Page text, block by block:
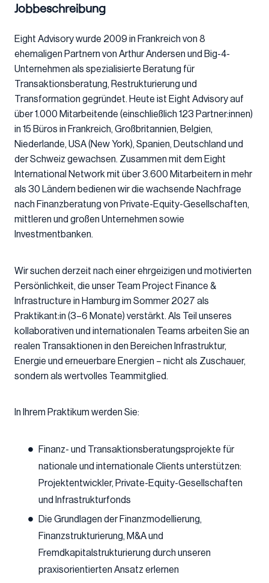
Jobbeschreibung
Eight Advisory wurde 2009 in Frankreich von 8
ehemaligen Partnern von Arthur Andersen und Big-4-
Unternehmen als spezialisierte Beratung für
Transaktionsberatung, Restrukturierung und
Transformation gegründet. Heute ist Eight Advisory auf
über 1.000 Mitarbeitende (einschließlich 123 Partner:innen)
in 15 Büros in Frankreich, Großbritannien, Belgien,
Niederlande, USA (New York), Spanien, Deutschland und
der Schweiz gewachsen. Zusammen mit dem Eight
International Network mit über 3.600 Mitarbeitern in mehr
als 30 Ländern bedienen wir die wachsende Nachfrage
nach Finanzberatung von Private-Equity-Gesellschaften,
mittleren und großen Unternehmen sowie
Investmentbanken.
Wir suchen derzeit nach einer ehrgeizigen und motivierten
Persönlichkeit, die unser Team Project Finance &
Infrastructure in Hamburg im Sommer 2027 als
Praktikant:in (3–6 Monate) verstärkt. Als Teil unseres
kollaborativen und internationalen Teams arbeiten Sie an
realen Transaktionen in den Bereichen Infrastruktur,
Energie und erneuerbare Energien – nicht als Zuschauer,
sondern als wertvolles Teammitglied.
In Ihrem Praktikum werden Sie:
Finanz- und Transaktionsberatungsprojekte für
nationale und internationale Clients unterstützen:
Projektentwickler, Private-Equity-Gesellschaften
und Infrastrukturfonds
Die Grundlagen der Finanzmodellierung,
Finanzstrukturierung, M&A und
Fremdkapitalstrukturierung durch unseren
praxisorientierten Ansatz erlernen